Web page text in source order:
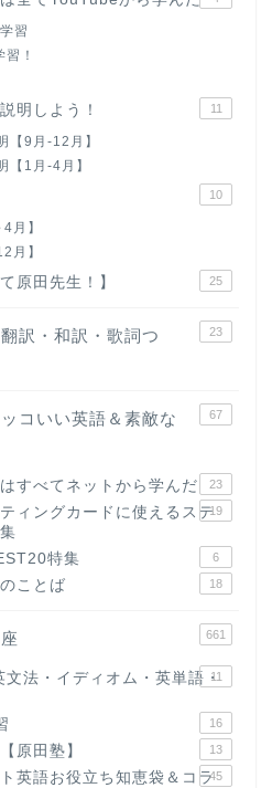
習
！
明しよう！ 11
【9月-12月】
【1月-4月】
10
月】
月】
原田先生！】 25
訳・和訳・歌詞つ
23
コいい英語＆素敵な
67
すべてネットから学んだ 23
ィングカードに使えるステ19
特集 6
ことば 18
661
法・イディオム・英単語・
11
16
原田塾】 13
英語お役立ち知恵袋＆コラ45